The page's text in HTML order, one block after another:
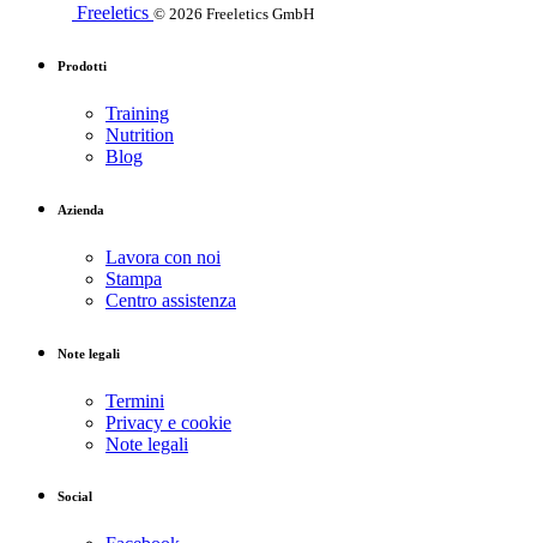
Freeletics © 2026 Freeletics GmbH
Prodotti
Training
Nutrition
Blog
Azienda
Lavora con noi
Stampa
Centro assistenza
Note legali
Termini
Privacy e cookie
Note legali
Social